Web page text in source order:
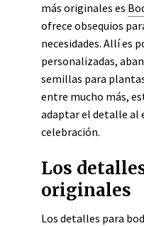
más originales es
ofrece obsequios
necesidades. Allí es
personalizadas,
semillas para
entre mucho más,
adaptar el detalle al
celebración.
Los
originales
Los detalles para